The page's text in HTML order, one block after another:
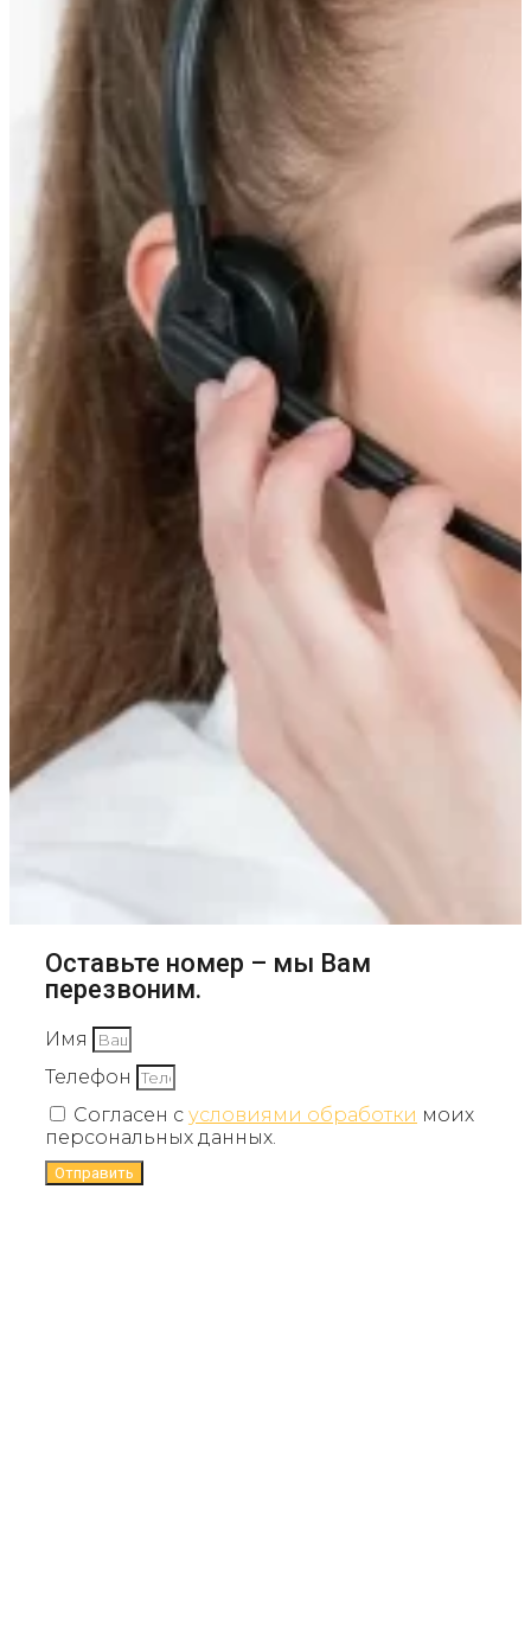
Оставьте номер – мы Вам
перезвоним.
Имя
Телефон
Согласен с условиями обработки моих
персональных данных.
Отправить